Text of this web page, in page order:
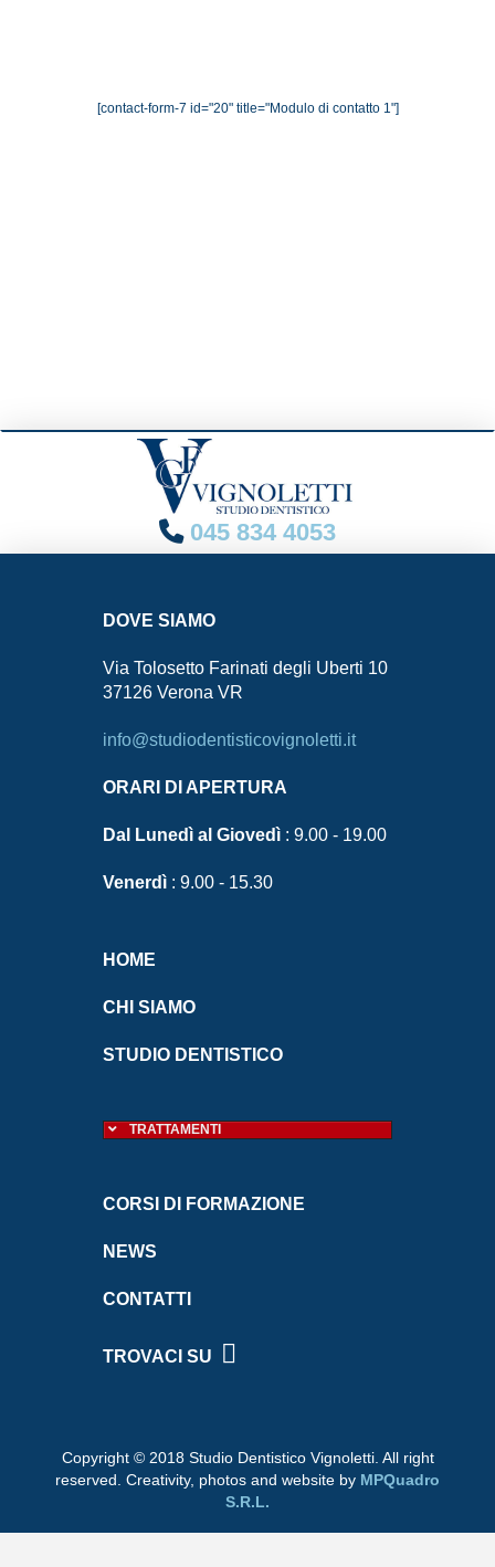
[contact-form-7 id="20" title="Modulo di contatto 1"]
045 834 4053
DOVE SIAMO
Via Tolosetto Farinati degli Uberti 10
37126 Verona VR
info@studiodentisticovignoletti.it
ORARI DI APERTURA
Dal Lunedì al Giovedì : 9.00 - 19.00
Venerdì : 9.00 - 15.30
HOME
CHI SIAMO
STUDIO DENTISTICO
TRATTAMENTI
CORSI DI FORMAZIONE
NEWS
CONTATTI
TROVACI SU
Copyright © 2018 Studio Dentistico Vignoletti. All right
reserved. Creativity, photos and website by MPQuadro
S.R.L.